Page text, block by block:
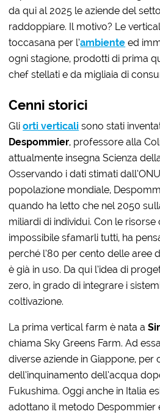
da qui al 2025 le aziende del
raddoppiare. Il motivo? Le
toccasana per l’ambiente ed
ogni stagione, prodotti di prima
chef stellati e da migliaia di
Cenni storici
Gliorti verticali sono stati
Despommier, professore alla
attualmente insegna Scienza
Osservando i dati stimati
popolazione mondiale,
quando ha letto che nel 2050
miliardi di individui. Con le risorse
impossibile sfamarli tutti, ha
perché l’80 per cento delle aree
è già in uso. Da qui l’idea di
zero, in grado di integrare i
coltivazione.
La prima vertical farm è nata a
chiama Sky Greens Farm. Ad
diverse aziende in Giappone, per
dell’inquinamento dell’acqua
Fukushima. Oggi anche in Italia
adottano il metodo Despommier